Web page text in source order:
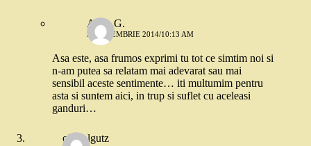
Alina G.
3 SEPTEMBRIE 2014/10:13 AM
Asa este, asa frumos exprimi tu tot ce simtim noi si
n-am putea sa relatam mai adevarat sau mai
sensibil aceste sentimente… iti multumim pentru
asta si suntem aici, in trup si suflet cu aceleasi
ganduri…
olguolgutz